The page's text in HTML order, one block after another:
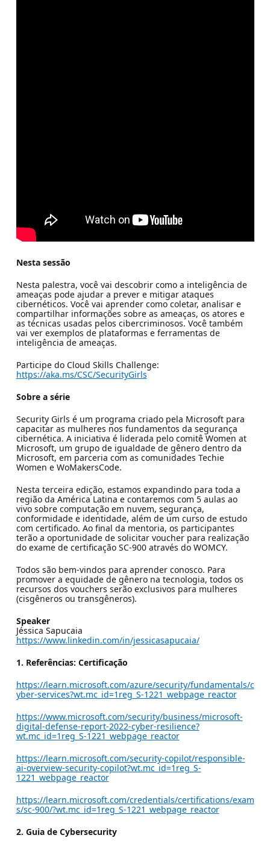
Nesta sessão
Nesta palestra, você vai descobrir como a inteligência de
ameaças pode ajudar a prever e mitigar ataques
cibernéticos. Você vai aprender como coletar, analisar e
compartilhar informações sobre as ameaças, os atores e
as técnicas usadas pelos cibercriminosos. Você também
vai ver exemplos de plataformas e ferramentas de
inteligência de ameaças.
Participe do Cloud Skills Challenge:
https://aka.ms/CSC/SecurityGirls
Sobre a série
Security Girls é um programa criado pela Microsoft para
capacitar as mulheres nos fundamentos da segurança
cibernética. A iniciativa é liderada pelo comitê Women at
Microsoft, um grupo de igualdade de gênero dentro da
Microsoft, em parceria com as comunidades Techie
Women e WoMakersCode.
Nesta terceira edição, estamos expandindo para toda a
região da América Latina e contaremos com 5 aulas ao
vivo sobre computação em nuvem, segurança,
conformidade e identidade, além de um curso de estudo
com certificado. Ao final da mentoria, os participantes
terão a oportunidade de solicitar voucher para realização
do exame de certificação SC-900 através do WOMCY.
Todos são bem-vindos para aprender conosco. Para
promover a equidade de gênero na tecnologia, todos os
recursos dos vouchers serão exclusivos para mulheres
(cisgêneros ou transgêneros).
Speaker
Jéssica Sapucaia
https://www.linkedin.com/in/jessicasapucaia/
1. Referências: Certificação
https://learn.microsoft.com/azure/security/fundamentals/c
yber-services?wt.mc_id=1reg_S-1221_webpage_reactor
https://www.microsoft.com/security/business/microsoft-
digital-defense-report-2022-cyber-resilience?
wt.mc_id=1reg_S-1221_webpage_reactor
https://learn.microsoft.com/security-copilot/responsible-
ai-overview-security-copilot?wt.mc_id=1reg_S-
1221_webpage_reactor
https://learn.microsoft.com/credentials/certifications/exam
s/sc-900/?wt.mc_id=1reg_S-1221_webpage_reactor
2. Guia de Cybersecurity